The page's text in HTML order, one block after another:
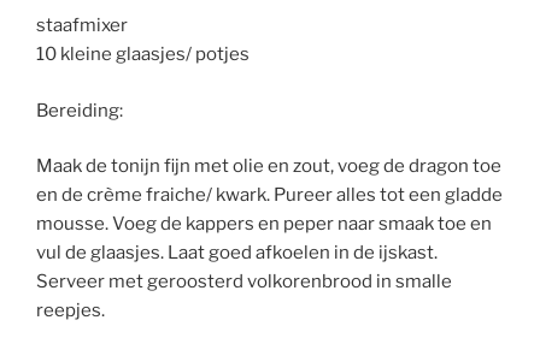
staafmixer
10 kleine glaasjes/ potjes
Bereiding:
Maak de tonijn fijn met olie en zout, voeg de dragon toe
en de crème fraiche/ kwark. Pureer alles tot een gladde
mousse. Voeg de kappers en peper naar smaak toe en
vul de glaasjes. Laat goed afkoelen in de ijskast.
Serveer met geroosterd volkorenbrood in smalle
reepjes.